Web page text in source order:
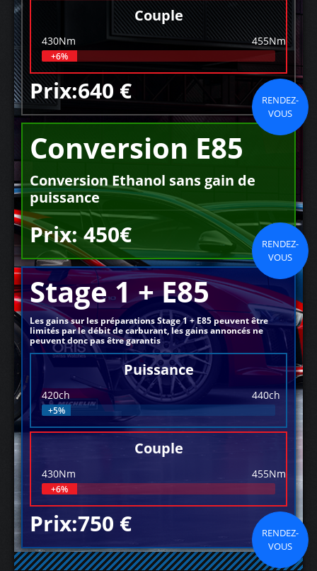
Couple
430Nm 455Nm
+6%
Prix:640 €
RENDEZ-
VOUS
Conversion E85
Conversion Ethanol sans gain de
puissance
Prix: 450€
RENDEZ-
VOUS
Stage 1 + E85
Les gains sur les préparations Stage 1 + E85 peuvent être
limités par le débit de carburant, les gains annoncés ne
peuvent donc pas être garantis
Puissance
420ch 440ch
+5%
Couple
430Nm 455Nm
+6%
Prix:750 €
RENDEZ-
VOUS